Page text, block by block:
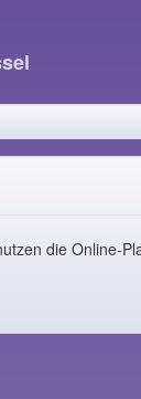
die Online-